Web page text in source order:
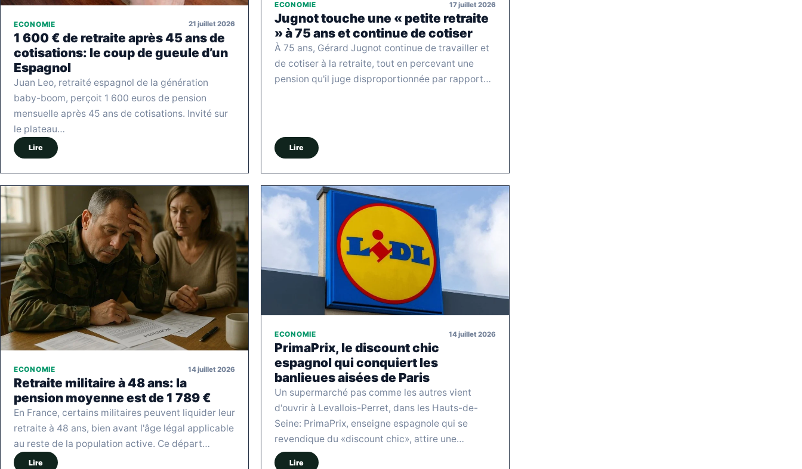
ECONOMIE 21 juillet 2026
1 600 € de retraite après 45 ans de
cotisations: le coup de gueule d’un
Espagnol
Juan Leo, retraité espagnol de la génération
baby-boom, perçoit 1 600 euros de pension
mensuelle après 45 ans de cotisations. Invité sur
le plateau…
Lire
ECONOMIE 17 juillet 2026
Jugnot touche une « petite retraite
» à 75 ans et continue de cotiser
À 75 ans, Gérard Jugnot continue de travailler et
de cotiser à la retraite, tout en percevant une
pension qu'il juge disproportionnée par rapport…
Lire
ECONOMIE 14 juillet 2026
Retraite militaire à 48 ans: la
pension moyenne est de 1 789 €
En France, certains militaires peuvent liquider leur
retraite à 48 ans, bien avant l'âge légal applicable
au reste de la population active. Ce départ…
Lire
ECONOMIE 14 juillet 2026
PrimaPrix, le discount chic
espagnol qui conquiert les
banlieues aisées de Paris
Un supermarché pas comme les autres vient
d'ouvrir à Levallois-Perret, dans les Hauts-de-
Seine: PrimaPrix, enseigne espagnole qui se
revendique du «discount chic», attire une…
Lire